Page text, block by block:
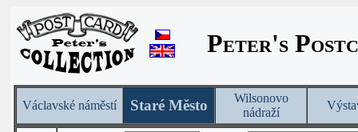
Peter's
Václavské náměstí Staré Město
Wilsonovo
nádraží